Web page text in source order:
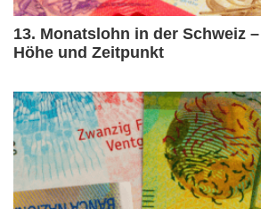
13. Monatslohn in der Schweiz
Höhe und Zeitpunkt